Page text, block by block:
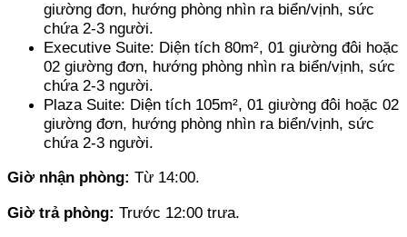
giường đơn, hướng phòng nhìn ra biển/vịnh, sức
chứa 2-3 người.
Executive Suite: Diện tích 80m², 01 giường đôi hoặc
02 giường đơn, hướng phòng nhìn ra biển/vịnh, sức
chứa 2-3 người.
Plaza Suite: Diện tích 105m², 01 giường đôi hoặc 02
giường đơn, hướng phòng nhìn ra biển/vịnh, sức
chứa 2-3 người.
Giờ nhận phòng: Từ 14:00.
Giờ trả phòng: Trước 12:00 trưa.